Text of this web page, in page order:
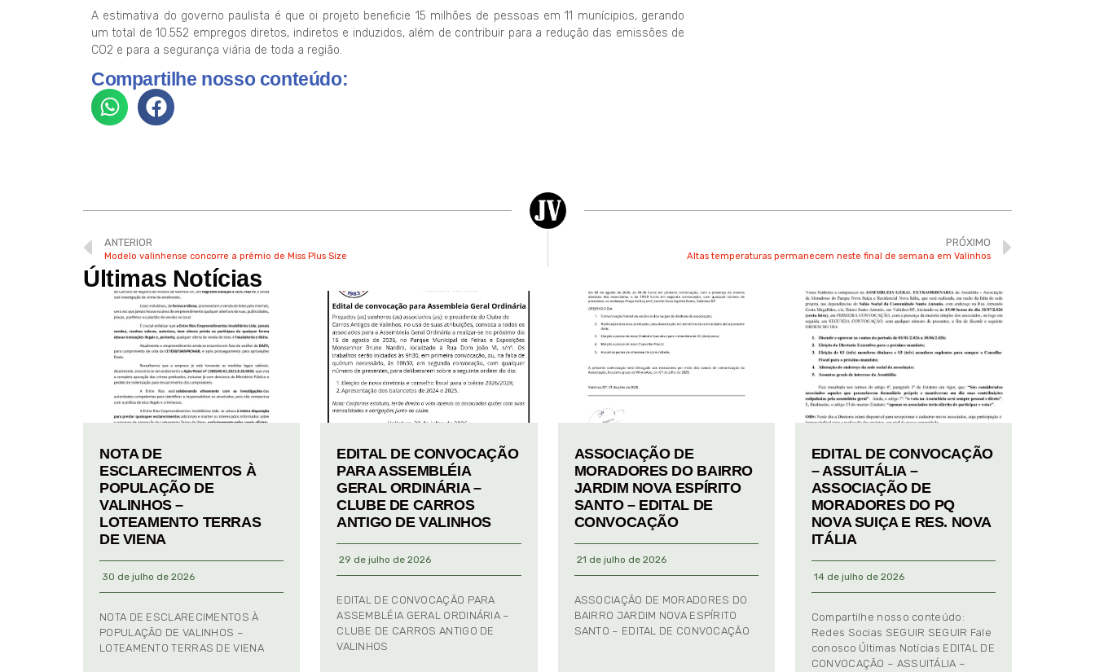
A estimativa do governo paulista é que oi projeto beneficie 15 milhões de pessoas em 11 munícipios, gerando
um total de 10.552 empregos diretos, indiretos e induzidos, além de contribuir para a redução das emissões de
CO2 e para a segurança viária de toda a região.
Compartilhe nosso conteúdo:
ANTERIOR
Modelo valinhense concorre a prêmio de Miss Plus Size
PRÓXIMO
Altas temperaturas permanecem neste final de semana em Valinhos
Últimas Notícias
NOTA DE
ESCLARECIMENTOS À
POPULAÇÃO DE
VALINHOS –
LOTEAMENTO TERRAS
DE VIENA
30 de julho de 2026
NOTA DE ESCLARECIMENTOS À
POPULAÇÃO DE VALINHOS –
LOTEAMENTO TERRAS DE VIENA
EDITAL DE CONVOCAÇÃO
PARA ASSEMBLÉIA
GERAL ORDINÁRIA –
CLUBE DE CARROS
ANTIGO DE VALINHOS
29 de julho de 2026
EDITAL DE CONVOCAÇÃO PARA
ASSEMBLÉIA GERAL ORDINÁRIA –
CLUBE DE CARROS ANTIGO DE
VALINHOS
ASSOCIAÇÃO DE
MORADORES DO BAIRRO
JARDIM NOVA ESPÍRITO
SANTO – EDITAL DE
CONVOCAÇÃO
21 de julho de 2026
ASSOCIAÇÃO DE MORADORES DO
BAIRRO JARDIM NOVA ESPÍRITO
SANTO – EDITAL DE CONVOCAÇÃO
EDITAL DE CONVOCAÇÃO
– ASSUITÁLIA –
ASSOCIAÇÃO DE
MORADORES DO PQ
NOVA SUIÇA E RES. NOVA
ITÁLIA
14 de julho de 2026
Compartilhe nosso conteúdo:
Redes Socias SEGUIR SEGUIR Fale
conosco Últimas Notícias EDITAL DE
CONVOCAÇÃO – ASSUITÁLIA –